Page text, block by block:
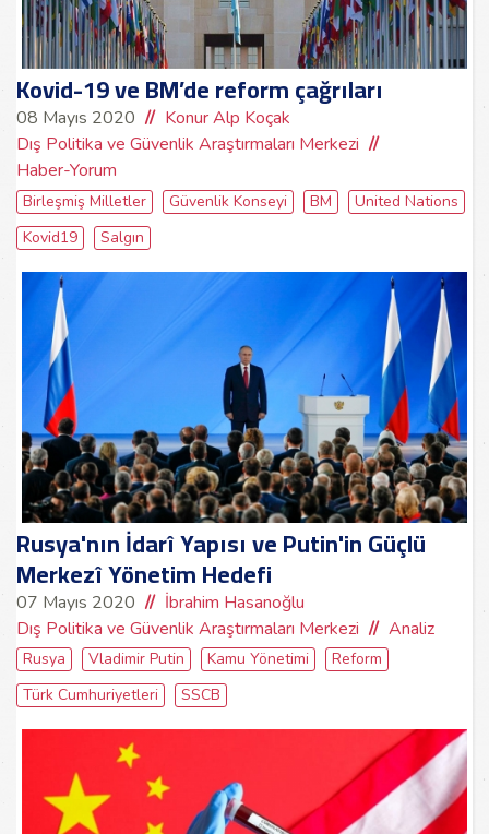
Kovid-19 ve BM’de reform çağrıları
08 Mayıs 2020
Konur Alp Koçak
Dış Politika ve Güvenlik Araştırmaları Merkezi
Haber-Yorum
Birleşmiş Milletler Güvenlik Konseyi BM
United Nations
Kovid19
Salgın
Rusya'nın İdarî Yapısı ve Putin'in Güçlü
Merkezî Yönetim Hedefi
07 Mayıs 2020
İbrahim Hasanoğlu
Dış Politika ve Güvenlik Araştırmaları Merkezi
Analiz
Rusya Vladimir Putin Kamu Yönetimi
Reform
Türk Cumhuriyetleri
SSCB